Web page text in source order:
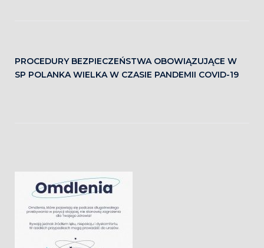
PROCEDURY BEZPIECZEŃSTWA OBOWIĄZUJĄCE W
SP POLANKA WIELKA W CZASIE PANDEMII COVID-19